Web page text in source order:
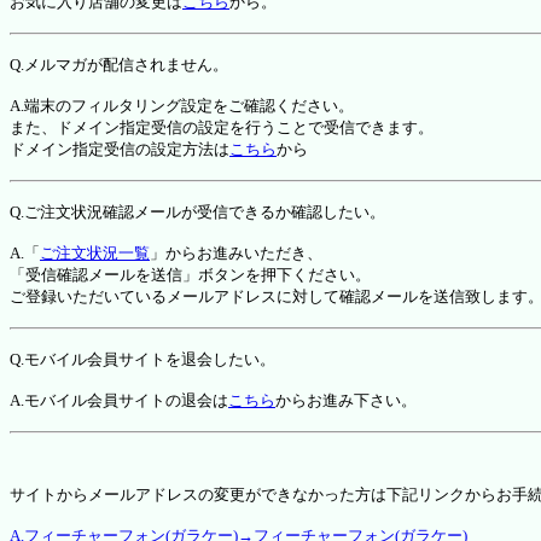
Q.メルマガが配信されません。
A.端末のフィルタリング設定をご確認ください。
また、ドメイン指定受信の設定を行うことで受信できます。
ドメイン指定受信の設定方法はこちらから
Q.ご注文状況確認メールが受信できるか確認したい。
A.「 ご注文状況一覧 」からお進みいただき、
「受信確認メールを送信」ボタンを押下ください。
ご登録いただいているメールアドレスに対して確認メールを送信致します。
Q.モバイル会員サイトを退会したい。
A.モバイル会員サイトの退会はこちらからお進み下さい。
サイトからメールアドレスの変更ができなかった方は下記リンクからお手
A.フィーチャーフォン(ガラケー)→フィーチャーフォン(ガラケー)